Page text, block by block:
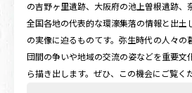
の吉野ヶ里遺跡、大阪府の池上曽根遺跡、
全国各地の代表的な環濠集落の情報と出土
の実像に迫るものてす。弥生時代の人々の
団間の争いや地域の交流の姿などを重要文
ら描き出します。ぜひ、この機会にご覧く